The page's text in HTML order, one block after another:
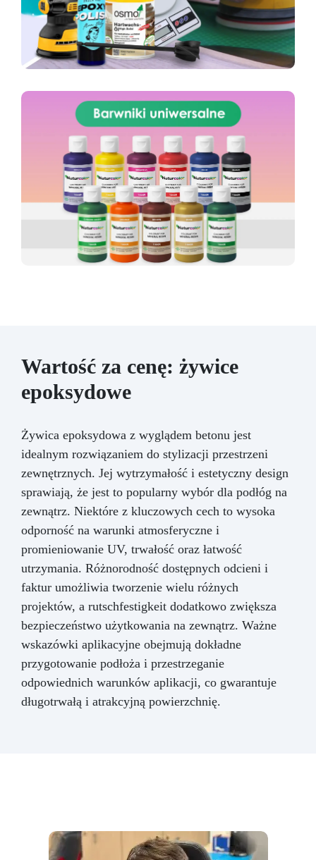
Wartość za cenę: żywice
epoksydowe
Żywica epoksydowa z wyglądem betonu jest
idealnym rozwiązaniem do stylizacji przestrzeni
zewnętrznych. Jej wytrzymałość i estetyczny design
sprawiają, że jest to popularny wybór dla podłóg na
zewnątrz. Niektóre z kluczowych cech to wysoka
odporność na warunki atmosferyczne i
promieniowanie UV, trwałość oraz łatwość
utrzymania. Różnorodność dostępnych odcieni i
faktur umożliwia tworzenie wielu różnych
projektów, a rutschfestigkeit dodatkowo zwiększa
bezpieczeństwo użytkowania na zewnątrz. Ważne
wskazówki aplikacyjne obejmują dokładne
przygotowanie podłoża i przestrzeganie
odpowiednich warunków aplikacji, co gwarantuje
długotrwałą i atrakcyjną powierzchnię.